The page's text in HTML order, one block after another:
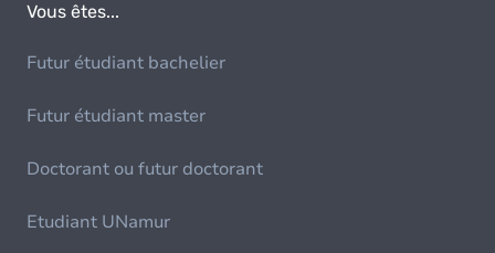
Vous êtes...
Futur étudiant bachelier
Futur étudiant master
Doctorant ou futur doctorant
Etudiant UNamur